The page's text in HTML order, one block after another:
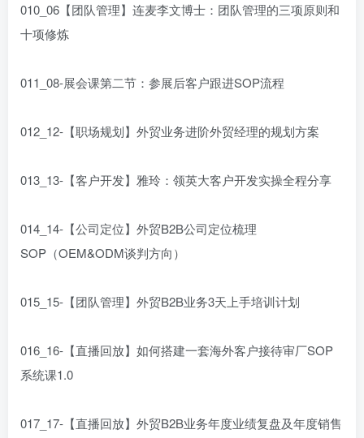
010_06【团队管理】连麦李文博士：团队管理的三项原则和
十项修炼
011_08-展会课第二节：参展后客户跟进SOP流程
012_12-【职场规划】外贸业务进阶外贸经理的规划方案
013_13-【客户开发】雅玲：领英大客户开发实操全程分享
014_14-【公司定位】外贸B2B公司定位梳理
SOP（OEM&ODM谈判方向）
015_15-【团队管理】外贸B2B业务3天上手培训计划
016_16-【直播回放】如何搭建一套海外客户接待审厂SOP
系统课1.0
017_17-【直播回放】外贸B2B业务年度业绩复盘及年度销售